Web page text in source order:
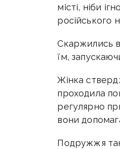
місті, ніби
російського
Скаржились
їм,
Жінка
проходила
регулярно
вони
Подружжя